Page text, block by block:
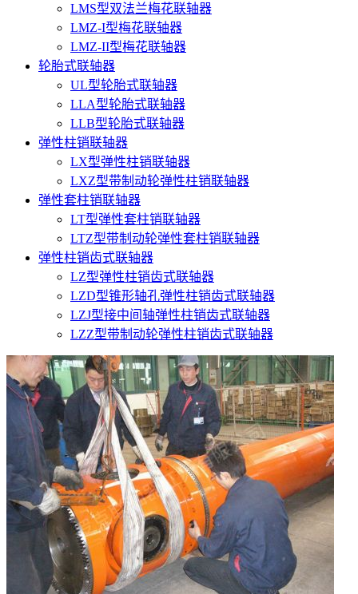
LMS型双法兰梅花联轴器
LMZ-I型梅花联轴器
LMZ-II型梅花联轴器
轮胎式联轴器
UL型轮胎式联轴器
LLA型轮胎式联轴器
LLB型轮胎式联轴器
弹性柱销联轴器
LX型弹性柱销联轴器
LXZ型带制动轮弹性柱销联轴器
弹性套柱销联轴器
LT型弹性套柱销联轴器
LTZ型带制动轮弹性套柱销联轴器
弹性柱销齿式联轴器
LZ型弹性柱销齿式联轴器
LZD型锥形轴孔弹性柱销齿式联轴器
LZJ型接中间轴弹性柱销齿式联轴器
LZZ型带制动轮弹性柱销齿式联轴器